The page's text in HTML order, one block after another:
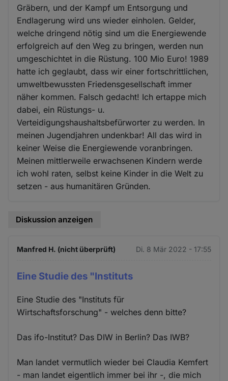
Gräbern, und der Kampf um Entsorgung und
Endlagerung wird uns wieder einholen. Gelder,
welche dringend nötig sind um die Energiewende
erfolgreich auf den Weg zu bringen, werden nun
umgeschichtet in die Rüstung. 100 Mio Euro! 1989
hatte ich geglaubt, dass wir einer fortschrittlichen,
umweltbewussten Friedensgesellschaft immer
näher kommen. Falsch gedacht! Ich ertappe mich
dabei, ein Rüstungs- u.
Verteidigungshaushaltsbefürworter zu werden. In
meinen Jugendjahren undenkbar! All das wird in
keiner Weise die Energiewende voranbringen.
Meinen mittlerweile erwachsenen Kindern werde
ich wohl raten, selbst keine Kinder in die Welt zu
setzen - aus humanitären Gründen.
Diskussion anzeigen
Manfred H. (nicht überprüft) Di. 8 Mär 2022 - 17:55
Eine Studie des "Instituts
Eine Studie des "Instituts für
Wirtschaftsforschung" - welches denn bitte?
Das ifo-Institut? Das DIW in Berlin? Das IWB?
Man landet vermutlich wieder bei Claudia Kemfert
- man landet eigentlich immer bei ihr -, die mich